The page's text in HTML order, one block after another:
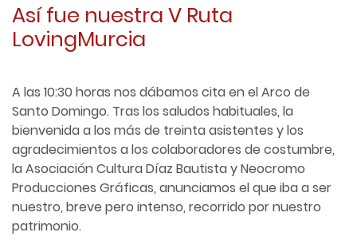
Así fue nuestra V Ruta
LovingMurcia
A las 10:30 horas nos dábamos cita en el Arco de
Santo Domingo. Tras los saludos habituales, la
bienvenida a los más de treinta asistentes y los
agradecimientos a los colaboradores de costumbre,
la Asociación Cultura Díaz Bautista y Neocromo
Producciones Gráficas, anunciamos el que iba a ser
nuestro, breve pero intenso, recorrido por nuestro
patrimonio.